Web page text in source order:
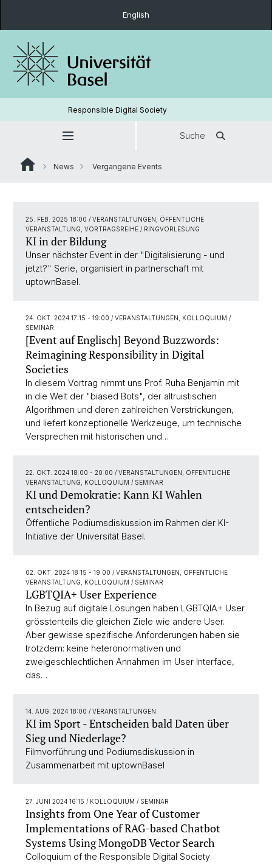
English
Responsible Digital Society
Suche
News Vergangene Events
25. FEB. 2025 18:00 / VERANSTALTUNGEN, ÖFFENTLICHE
VERANSTALTUNG, VORTRAGSREIHE / RINGVORLESUNG
KI in der Bildung
Unser nächster Event in der "Digitalisierung - und
jetzt?" Serie, organisiert in partnerschaft mit
uptownBasel.
24. OKT. 2024 17:15 - 19:00 / VERANSTALTUNGEN, KOLLOQUIUM /
SEMINAR
[Event auf Englisch] Beyond Buzzwords:
Reimagining Responsibility in Digital
Societies
In diesem Vortrag nimmt uns Prof. Ruha Benjamin mit
in die Welt der "biased Bots", der altruistischen
Algorithmen und deren zahlreichen Verstrickungen,
und liefert konzeptionelle Werkzeuge, um technische
Versprechen mit historischen und…
22. OKT. 2024 18:00 - 20:00 / VERANSTALTUNGEN, ÖFFENTLICHE
VERANSTALTUNG, KOLLOQUIUM / SEMINAR
KI und Demokratie: Kann KI Wahlen
entscheiden?
Öffentliche Podiumsdiskussion im Rahmen der KI-
Initiative der Universität Basel.
02. OKT. 2024 18:15 - 19:00 / VERANSTALTUNGEN, ÖFFENTLICHE
VERANSTALTUNG, KOLLOQUIUM / SEMINAR
LGBTQIA+ User Experience
In Bezug auf digitale Lösungen haben LGBTQIA+ User
grösstenteils die gleichen Ziele wie andere User.
Aber gewisse spezifische Anforderungen haben sie
trotzdem: keine heteronormativen und
zweigeschlechtlichen Annahmen im User Interface,
das…
14. AUG. 2024 18:00 / VERANSTALTUNGEN
KI im Sport - Entscheiden bald Daten über
Sieg und Niederlage?
Filmvorführung und Podiumsdiskussion in
Zusammenarbeit mit uptownBasel
27. JUNI 2024 16:15 / KOLLOQUIUM / SEMINAR
Insights from One Year of Customer
Implementations of RAG-based Chatbot
Systems Using MongoDB Vector Search
Colloquium of the Responsible Digital Society